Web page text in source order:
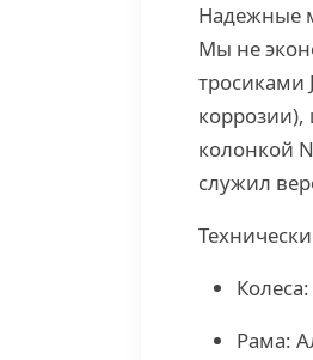
Надежные
Мы не
тросиками
коррозии),
колонкой
служил
Рама: